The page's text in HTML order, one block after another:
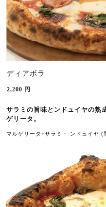
ディアボラ
2,200 円
サラミの旨味とンドュイヤの熟
ゲリータ 。
マルゲリータ+サラミ・ ンドュイヤ (